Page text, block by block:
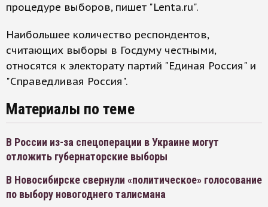
процедуре выборов, пишет "Lenta.ru".
Наибольшее количество респондентов,
считающих выборы в Госдуму честными,
относятся к электорату партий "Единая Россия" и
"Справедливая Россия".
Материалы по теме
В России из-за спецоперации в Украине могут
отложить губернаторские выборы
В Новосибирске свернули «политическое» голосование
по выбору новогоднего талисмана